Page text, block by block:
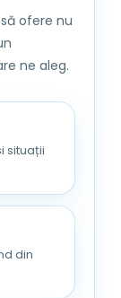
ofere nu
ne aleg.
situații
din